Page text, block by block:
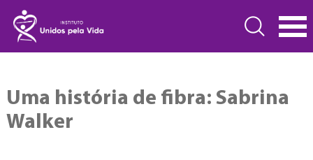
Uma história de fibra: Sabrina
Walker